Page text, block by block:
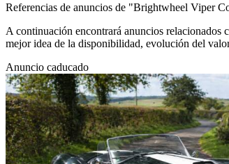
Referencias de anuncios de "Brightwheel Viper
A continuación encontrará anuncios relacionados
mejor idea de la disponibilidad, evolución del
Anuncio caducado